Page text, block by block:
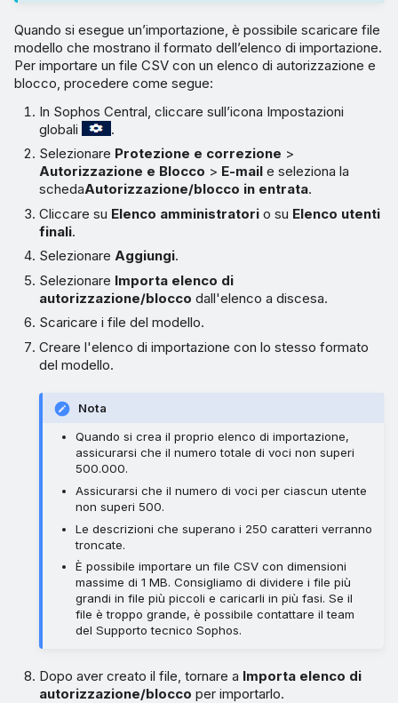
Quando si esegue un’importazione, è possibile scaricare file
modello che mostrano il formato dell’elenco di importazione.
Per importare un file CSV con un elenco di autorizzazione e
blocco, procedere come segue:
In Sophos Central, cliccare sull’icona Impostazioni
globali
.
Selezionare Protezione e correzione >
Autorizzazione e Blocco > E-mail e seleziona la
schedaAutorizzazione/blocco in entrata.
Cliccare su Elenco amministratori o su Elenco utenti
finali.
SelezionareAggiungi.
Selezionare Importa elenco di
autorizzazione/blocco dall'elenco a discesa.
Scaricare i file del modello.
Creare l'elenco di importazione con lo stesso formato
del modello.
Nota
Quando si crea il proprio elenco di importazione,
assicurarsi che il numero totale di voci non superi
500.000.
Assicurarsi che il numero di voci per ciascun utente
non superi 500.
Le descrizioni che superano i 250 caratteri verranno
troncate.
È possibile importare un file CSV con dimensioni
massime di 1 MB. Consigliamo di dividere i file più
grandi in file più piccoli e caricarli in più fasi. Se il
file è troppo grande, è possibile contattare il team
del Supporto tecnico Sophos.
Dopo aver creato il file, tornare a Importa elenco di
autorizzazione/blocco per importarlo.